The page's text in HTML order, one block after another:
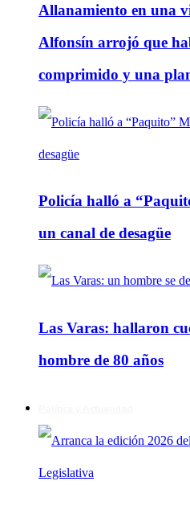
Allanamiento en una
Alfonsín arrojó que
comprimido y una
Policía halló a
un canal de desagüe
Las Varas: hallaron
hombre de 80 años